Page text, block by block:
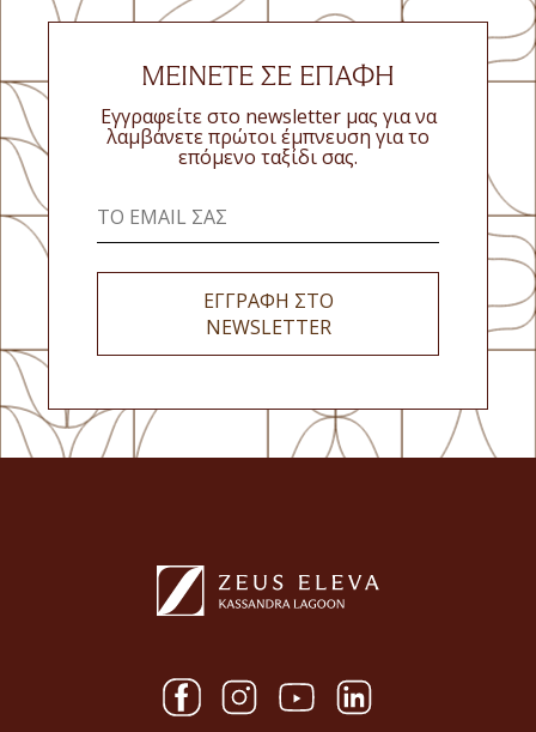
ΜΕΙΝΕΤΕ ΣΕ ΕΠΑΦΗ
Εγγραφείτε στο newsletter μας για να
λαμβάνετε πρώτοι έμπνευση για το
επόμενο ταξίδι σας.
ΕΓΓΡΑΦΗ ΣΤΟ
NEWSLETTER